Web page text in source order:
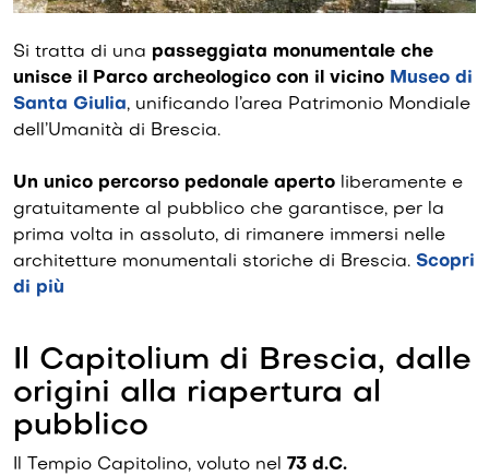
Si tratta di una passeggiata monumentale che
unisce il Parco archeologico con il vicino Museo di
Santa Giulia, unificando l’area Patrimonio Mondiale
dell’Umanità di Brescia.
Un unico percorso pedonale aperto liberamente e
gratuitamente al pubblico che garantisce, per la
prima volta in assoluto, di rimanere immersi nelle
architetture monumentali storiche di Brescia. Scopri
di più
Il Capitolium di Brescia, dalle
origini alla riapertura al
pubblico
Il Tempio Capitolino, voluto nel 73 d.C.